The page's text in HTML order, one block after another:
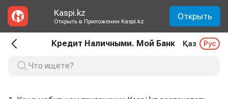
Kaspi.kz
Открыть в Приложении Kaspi.kz Открыть
Кредит Наличными. Мой Банк Қаз Рус